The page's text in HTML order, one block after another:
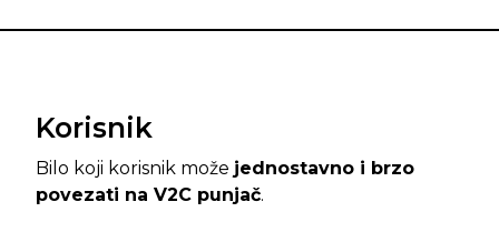
Korisnik
Bilo koji korisnik može jednostavno i brzo
povezati na V2C punjač.